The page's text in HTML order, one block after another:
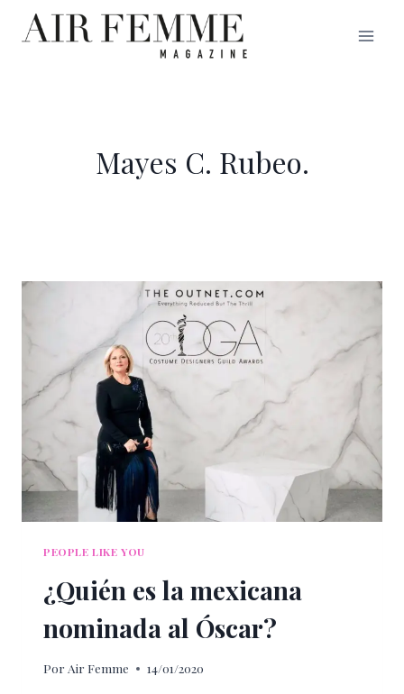
Saltar
Mayes C. Rubeo.
PEOPLE LIKE YOU
¿Quién es la mexicana
nominada al Óscar?
Por Air Femme 14/01/2020